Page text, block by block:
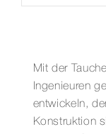
Mit der
Ingenieuren
entwickeln,
Konstruktion